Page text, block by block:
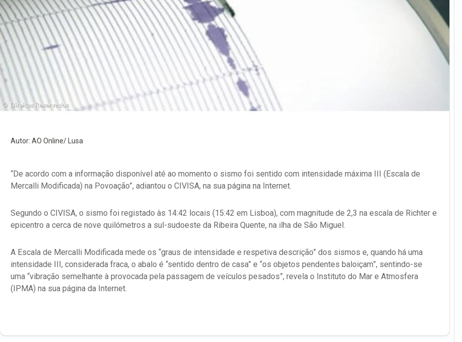
Autor: AO Online/ Lusa
“De acordo com a informação disponível até ao momento o sismo foi sentido com intensidade máxima III (Escala de
Mercalli Modificada) na Povoação”, adiantou o CIVISA, na sua página na Internet.
Segundo o CIVISA, o sismo foi registado às 14:42 locais (15:42 em Lisboa), com magnitude de 2,3 na escala de Richter e
epicentro a cerca de nove quilómetros a sul-sudoeste da Ribeira Quente, na ilha de São Miguel.
A Escala de Mercalli Modificada mede os “graus de intensidade e respetiva descrição” dos sismos e, quando há uma
intensidade III, considerada fraca, o abalo é “sentido dentro de casa” e “os objetos pendentes baloiçam”, sentindo-se
uma “vibração semelhante à provocada pela passagem de veículos pesados”, revela o Instituto do Mar e Atmosfera
(IPMA) na sua página da Internet.